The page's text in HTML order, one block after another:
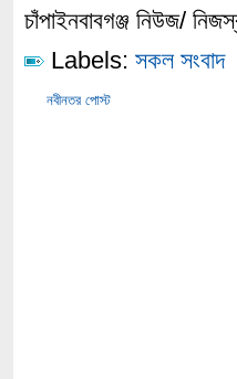
চাঁপাইনবাবগঞ্জ নিউজ/
Labels: সকল সংবাদ
নবীনতর পোস্ট